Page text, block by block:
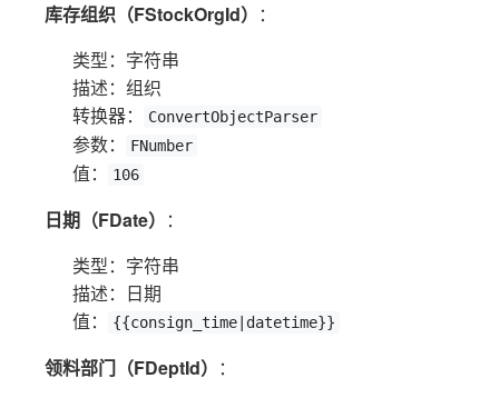
库存组织（FStockOrgId） ：
类型：字符串
描述：组织
转换器：
ConvertObjectParser
参数： FNumber
值： 106
日期（FDate） ：
类型：字符串
描述：日期
值：
{{consign_time|datetime}}
领料部门（FDeptId） ：